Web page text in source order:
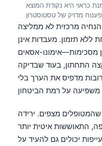
כראוי היא נקודת המוצא
מרכזית לא ממליצה
ללא תזמון. מעבדות אינן
מסכימות—אימונו-אסאים
התחתון, בעוד שבדיקה
מדפיס את הערך בלי
מצפים. ירידה
התאוששות איטית יותר
יכולים גם להעיד על